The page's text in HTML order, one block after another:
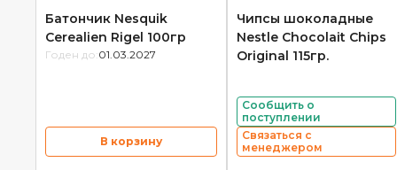
Батончик Nesquik
Cerealien Rigel 100гр
Годен до: 01.03.2027
В корзину
Чипсы шоколадные
Nestle Chocolait Chips
Original 115гр.
Сообщить о
поступлении
Связаться с
менеджером